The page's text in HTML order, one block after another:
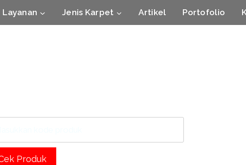
Layanan Jenis Karpet Artikel Portofolio
Produk